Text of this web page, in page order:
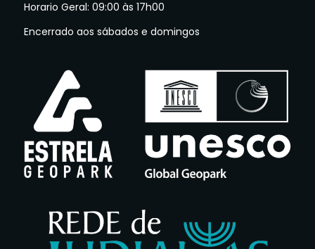
Horario Geral: 09:00 às 17h00
Encerrado aos sábados e domingos